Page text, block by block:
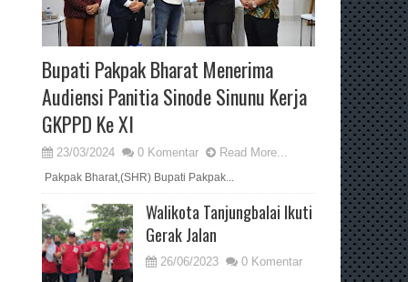
Bupati Pakpak Bharat Menerima
Audiensi Panitia Sinode Sinunu Kerja
GKPPD Ke XI
23/03/2024 0 Komentar Read More...
Pakpak Bharat,(SHR) Bupati Pakpak...
Walikota Tanjungbalai Ikuti
Gerak Jalan
26/06/2023 0 Komentar